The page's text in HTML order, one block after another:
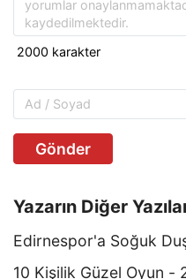
Gönder
Yazarın Diğer
Edirnespor'a Soğuk
10 Kişilik Güzel Oyun -